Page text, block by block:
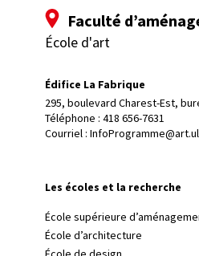
Faculté
École d'art
Édifice La Fabrique
295, boulevard Charest-Est,
Téléphone : 418 656-7631
Courriel :
Les écoles et la recherche
École supérieure
École d’architecture